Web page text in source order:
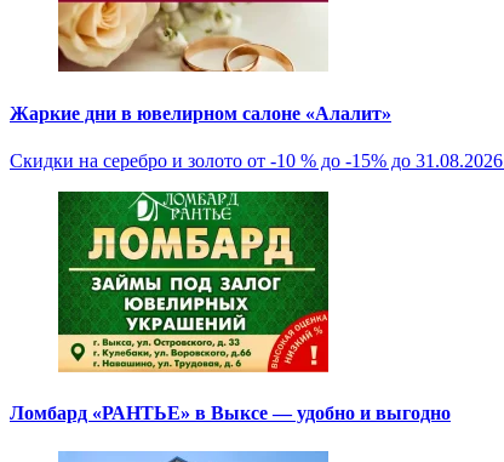
Жаркие дни в ювелирном салоне «Алалит»
Скидки на серебро и золото от -10 % до -15% до
Ломбард «РАНТЬЕ» в Выксе — удобно и выгодно